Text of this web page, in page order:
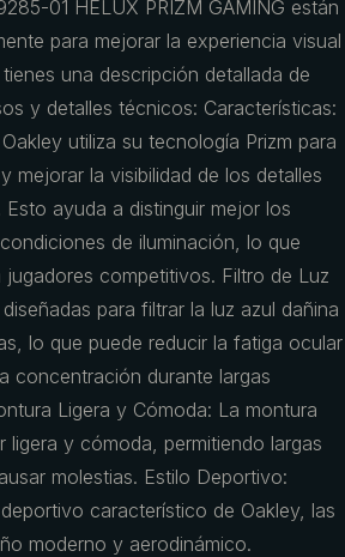
01 HELUX PRIZM GAMING están
para mejorar la experiencia visual
una descripción detallada de
y detalles técnicos: Características:
utiliza su tecnología Prizm para
mejorar la visibilidad de los detalles
ayuda a distinguir mejor los
de iluminación, lo que
jugadores competitivos. Filtro de Luz
para filtrar la luz azul dañina
lo que puede reducir la fatiga ocular
concentración durante largas
Ligera y Cómoda: La montura
ligera y cómoda, permitiendo largas
molestias. Estilo Deportivo:
característico de Oakley, las
moderno y aerodinámico.